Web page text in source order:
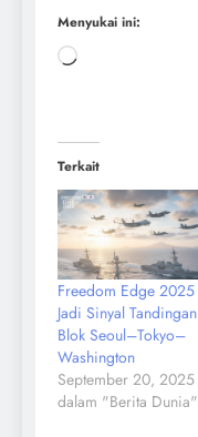
Menyukai ini:
Terkait
Freedom Edge 2025
Jadi Sinyal Tandingan
Blok Seoul–Tokyo–
Washington
September 20, 2025
dalam "Berita Dunia"